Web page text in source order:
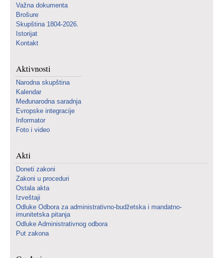
Važna dokumenta
Brošure
Skupština 1804-2026.
Istorijat
Kontakt
Aktivnosti
Narodna skupština
Kalendar
Međunarodna saradnja
Evropske integracije
Informator
Foto i video
Akti
Doneti zakoni
Zakoni u proceduri
Ostala akta
Izveštaji
Odluke Odbora za administrativno-budžetska i mandatno-
imunitetska pitanja
Odluke Administrativnog odbora
Put zakona